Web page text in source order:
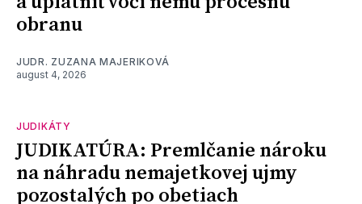
obranu
JUDR. ZUZANA MAJERIKOVÁ
august 4, 2026
JUDIKÁTY
JUDIKATÚRA: Premlčanie nároku
na náhradu nemajetkovej ujmy
pozostalých po obetiach